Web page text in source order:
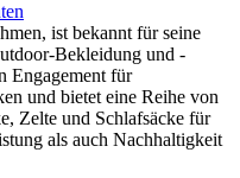
ist bekannt für seine
Bekleidung und -
Engagement für
und bietet eine Reihe von
Zelte und Schlafsäcke für
als auch Nachhaltigkeit